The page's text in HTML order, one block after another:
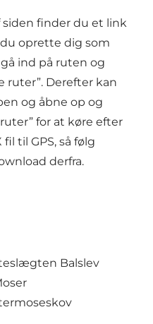
siden finder du et link
oprette dig som
ind på ruten og
ruter”. Derefter kan
og åbne op og
for at køre efter
til GPS, så følg
derfra.
Balslev